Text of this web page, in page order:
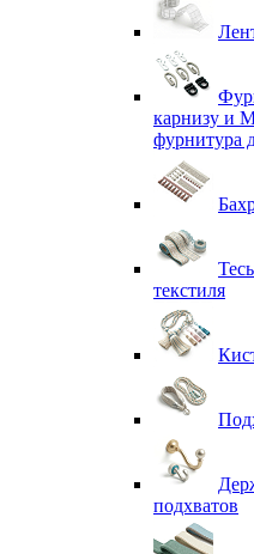
карнизу и
фурнитура
текстиля
подхватов